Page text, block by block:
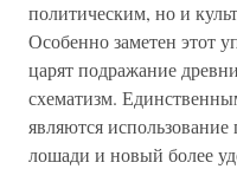
политическим, но и
Особенно заметен этот
царят подражание
схематизм.
являются
лошади и новый более